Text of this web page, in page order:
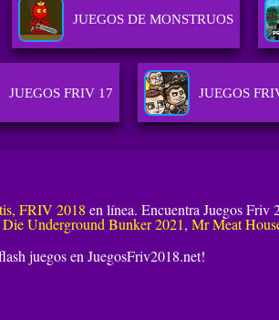
JUEGOS DE MONSTRUOS
JUEGOS FRIV 17 JUEGOS
FRIV 2018 en línea. Encuentra Juegos Friv
Underground Bunker 2021, Mr Meat
juegos en JuegosFriv2018.net!